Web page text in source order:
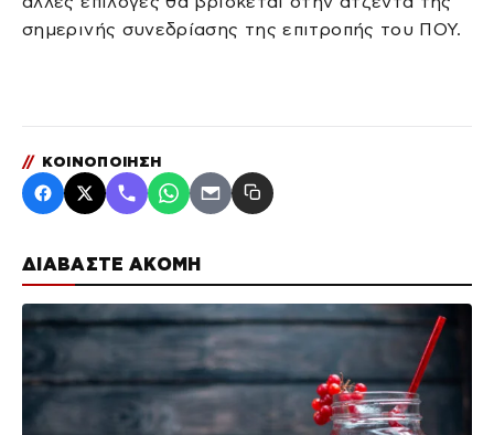
ΔΙΑΒΑΣΤΕ ΑΚΟΜΗ
σημερινής συνεδρίασης της επιτροπής του ΠΟΥ.
// ΚΟΙΝΟΠΟΙΗΣΗ